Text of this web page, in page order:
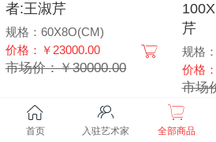
者:王淑芹
规格：60X8O(CM)
价格：￥23000.00
市场价：￥30000.00
芹
规格
价格
市场
《窗外的风》 《雪
首页 入驻艺术家 全部商品